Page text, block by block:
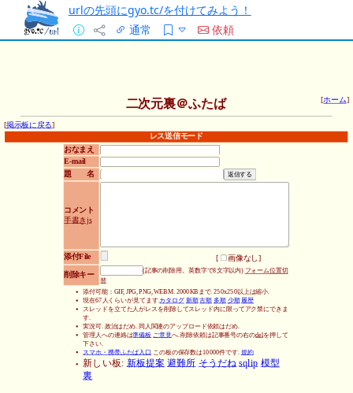
urlの先頭にgyo.tc/を付けてみよう！
通常
依頼